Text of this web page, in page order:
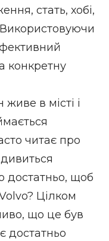
стать, хобі,
Використовуючи
конкретну
в місті і
читає про
дивиться
достатньо, щоб
Цілком
що це був
достатньо